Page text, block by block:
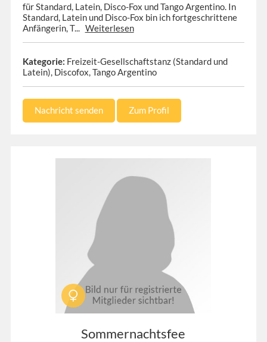
für Standard, Latein, Disco-Fox und Tango Argentino. In
Standard, Latein und Disco-Fox bin ich fortgeschrittene
Anfängerin, T... Weiterlesen
Kategorie: Freizeit-Gesellschaftstanz (Standard und
Latein), Discofox, Tango Argentino
Nachricht senden Zum Profil
Sommernachtsfee